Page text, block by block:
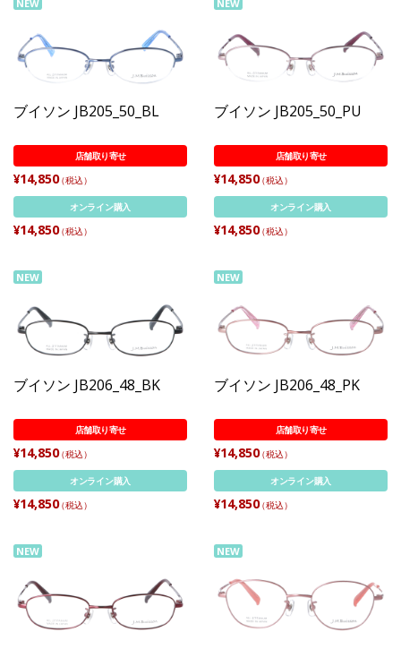
NEW
ブイソン JB205_50_BL
店舗取り寄せ
¥14,850（税込）
オンライン購入
¥14,850（税込）
NEW
ブイソン JB205_50_PU
店舗取り寄せ
¥14,850（税込）
オンライン購入
¥14,850（税込）
NEW
ブイソン JB206_48_BK
店舗取り寄せ
¥14,850（税込）
オンライン購入
¥14,850（税込）
NEW
ブイソン JB206_48_PK
店舗取り寄せ
¥14,850（税込）
オンライン購入
¥14,850（税込）
NEW NEW